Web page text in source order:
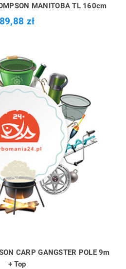
MANITOBA TL 160cm
89,88 zł
CARP GANGSTER POLE 9m
+ Top